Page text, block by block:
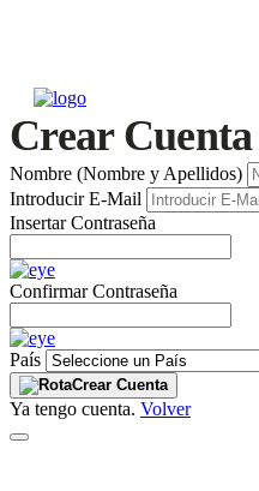
Crear Cuenta
Nombre (Nombre y Apellidos)
Introducir E-Mail
Insertar Contraseña
Confirmar Contraseña
País
Crear Cuenta
Ya tengo cuenta. Volver